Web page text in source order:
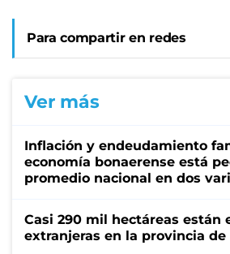
Para compartir en redes
Ver más
Inflación y endeudamiento
economía bonaerense está
promedio nacional en dos
Casi 290 mil hectáreas están
extranjeras en la provincia de